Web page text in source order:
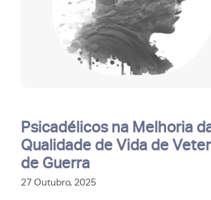
Psicadélicos na Melhoria
Qualidade de Vida de
de Guerra
27 Outubro, 2025